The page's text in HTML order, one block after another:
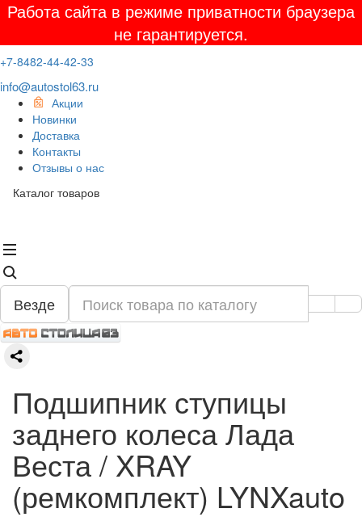
Работа сайта в режиме приватности браузера
не гарантируется.
+7-8482-44-42-33
info@autostol63.ru
Акции
Новинки
Доставка
Контакты
Отзывы о нас
Каталог товаров
Везде
Подшипник ступицы
заднего колеса Лада
Веста / XRAY
(ремкомплект) LYNXauto